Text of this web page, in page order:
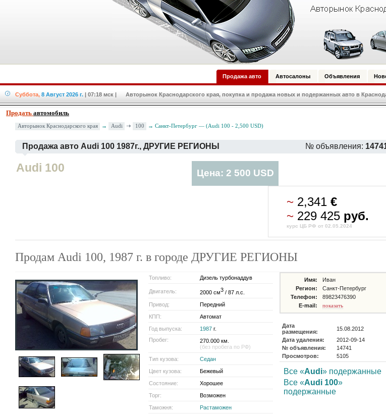
Продажа авто Автосалоны Объявления
Суббота, 8 Август 2026 г. | 07:18 мск | Авторынок Краснодарского края, покупка и продажа новых и подержанных авто в
Продать автомобиль
Авторынок Краснодарского края → Audi 100 → Санкт-Петербург — (Audi 100 - 2,500 USD)
Продажа авто Audi 100 1987г., ДРУГИЕ РЕГИОНЫ № объявления:
Audi 100 Цена: 2 500 USD
~ 2,341€
~ 229 425 руб.
курс ЦБ РФ от 02.05.2024
Продам Audi 100, 1987 г. в городе ДРУГИЕ РЕГИОНЫ
Топливо: Дизель турбонаддув
Двигатель: 2000 см3 / 87 л.с.
Привод:
Передний
КПП:
Автомат
Год выпуска:
1987 г.
Пробег:
270.000 км.
(без пробега по РФ)
Тип кузова:
Седан
Цвет кузова:
Бежевый
Состояние:
Хорошее
Торг:
Возможен
Таможня:
Растаможен
Имя:
Иван
Регион:
Санкт-Петербург
Телефон:
89823476390
E-mail:
показать
Дата
размещения:
15.08.2012
Дата удаления:
2012-09-14
№ объявления:
14741
Просмотров:
5105
Все «Audi» подержанные
Все «Audi 100»
подержанные